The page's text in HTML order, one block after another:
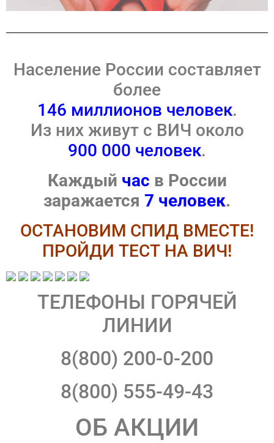
Население России составляет
более
146 миллионов человек.
Из них живут с ВИЧ около
900 000 человек.
Каждый час в России
заражается 7 человек.
ОСТАНОВИМ СПИД ВМЕСТЕ!
ПРОЙДИ ТЕСТ НА ВИЧ!
ТЕЛЕФОНЫ ГОРЯЧЕЙ
ЛИНИИ
8(800) 200-0-200
8(800) 555-49-43
ОБ АКЦИИ